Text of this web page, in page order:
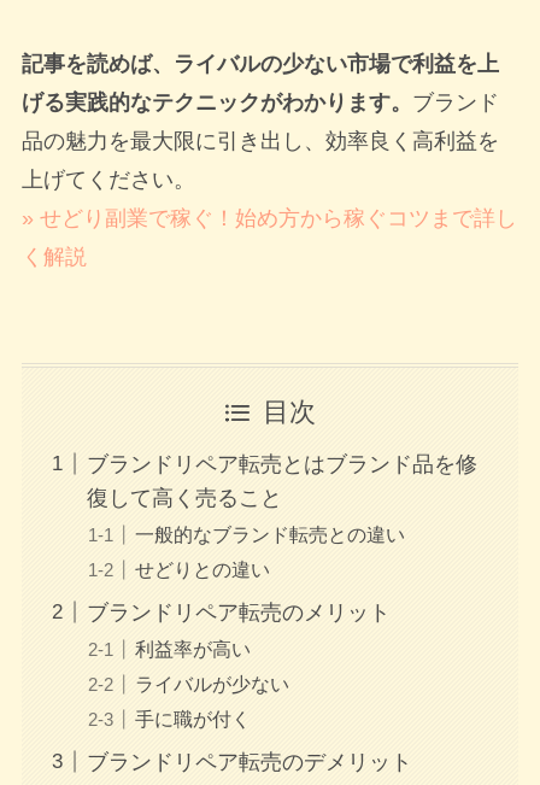
記事を読めば、ライバルの少ない市場で利益を上
げる実践的なテクニックがわかります。 ブランド
品の魅力を最大限に引き出し、効率良く高利益を
上げてください。
» せどり副業で稼ぐ！始め方から稼ぐコツまで詳し
く解説
目次
ブランドリペア転売とはブランド品を修
復して高く売ること
一般的なブランド転売との違い
せどりとの違い
ブランドリペア転売のメリット
利益率が高い
ライバルが少ない
手に職が付く
ブランドリペア転売のデメリット